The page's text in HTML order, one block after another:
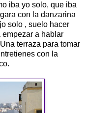
iba yo solo, que iba
con la danzarina
solo , suelo hacer
empezar a hablar
terraza para tomar
con la